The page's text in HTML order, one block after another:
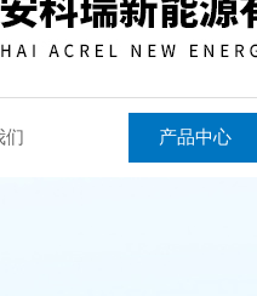
们 产品中心